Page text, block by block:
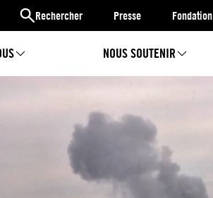
Rechercher Presse Fondation
NOUS SOUTENIR